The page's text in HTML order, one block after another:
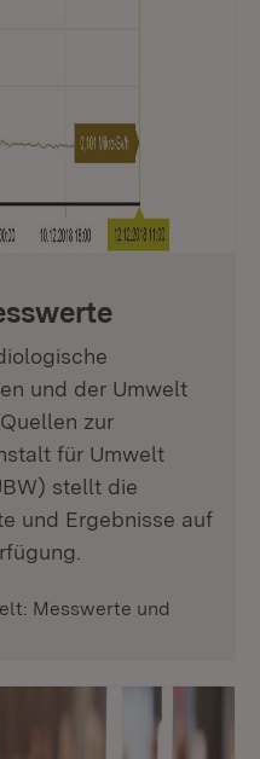
und der Umwelt
zur
für Umwelt
stellt die
und Ergebnisse auf
Messwerte und